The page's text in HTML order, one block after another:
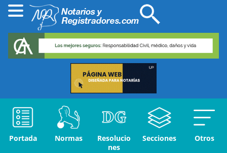
Portada Normas
Resolucio
nes
Secciones Otros